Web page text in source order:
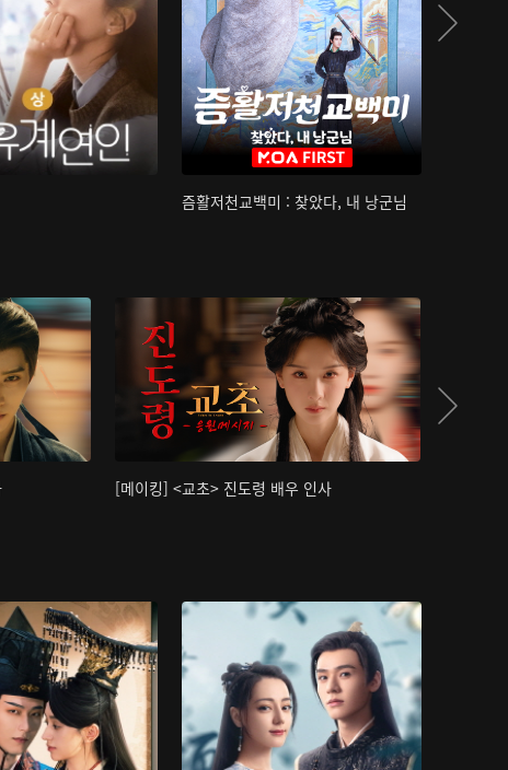
즘활저천교백미 : 찾았다, 내 낭군님
[메이킹] <교초> 진도령 배우 인사